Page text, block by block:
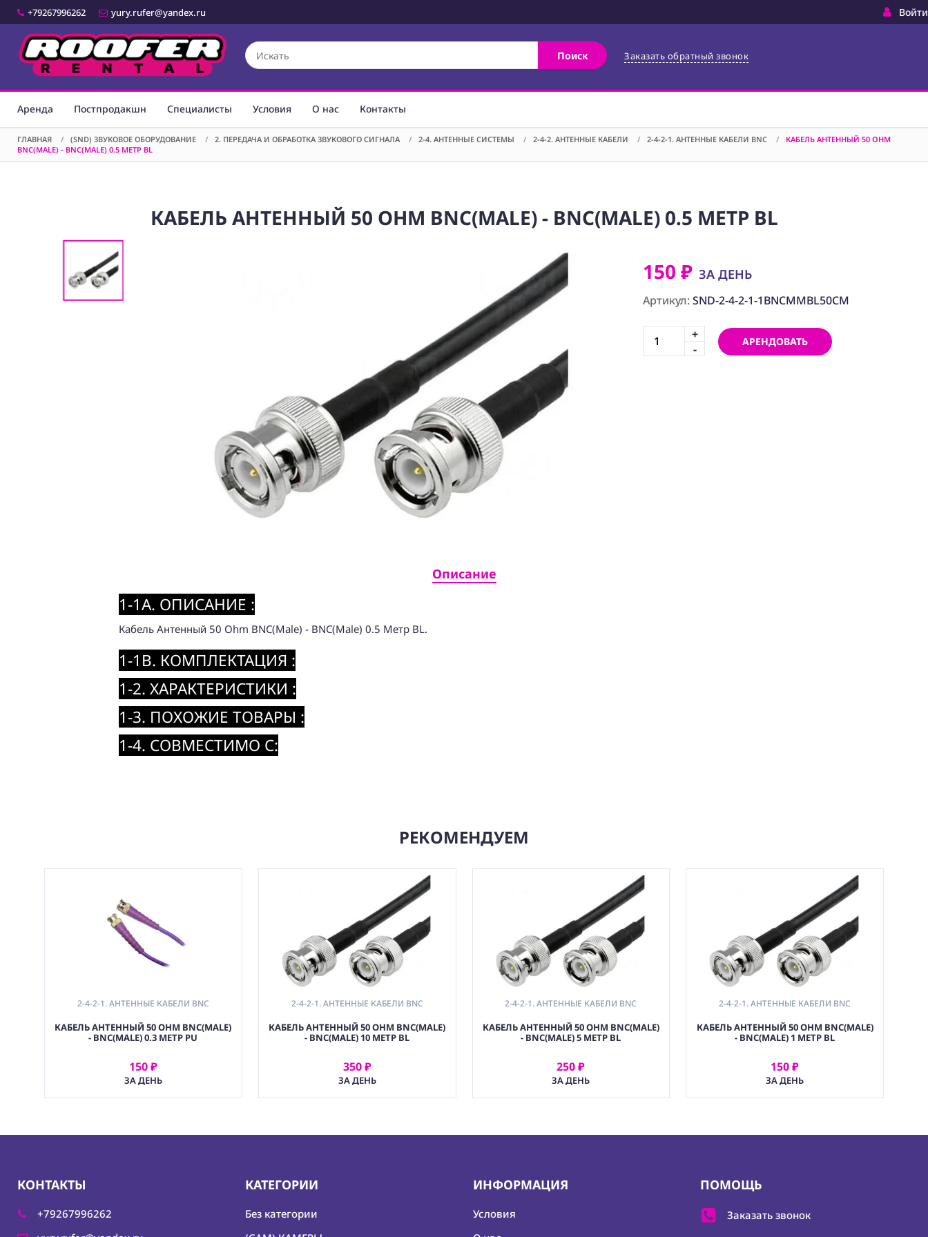
Войти
+79267996262 yury.rufer@yandex.ru
Поиск Заказать обратный звонок
Аренда Постпродакшн Специалисты Условия О нас Контакты
ГЛАВНАЯ / (SND) ЗВУКОВОЕ ОБОРУДОВАНИЕ / 2. ПЕРЕДАЧА И ОБРАБОТКА ЗВУКОВОГО СИГНАЛА / 2-4. АНТЕННЫЕ СИСТЕМЫ / 2-4-2. АНТЕННЫЕ КАБЕЛИ / 2-4-2-1. АНТЕННЫЕ КАБЕЛИ BNC /
КАБЕЛЬ АНТЕННЫЙ 50 OHM
BNC(MALE) - BNC(MALE) 0.5 МЕТР BL
КАБЕЛЬ АНТЕННЫЙ 50 OHM BNC(MALE) - BNC(MALE) 0.5 МЕТР BL
150 ₽ ЗА ДЕНЬ
Артикул:SND-2-4-2-1-1BNCMMBL50CM
+
-
АРЕНДОВАТЬ
Описание
1-1A. ОПИСАНИЕ :
Кабель Антенный 50 Ohm BNC(Male) - BNC(Male) 0.5 Метр BL.
1-1B. КОМПЛЕКТАЦИЯ :
1-2. ХАРАКТЕРИСТИКИ :
1-3. ПОХОЖИЕ ТОВАРЫ :
1-4. СОВМЕСТИМО С:
РЕКОМЕНДУЕМ
2-4-2-1. АНТЕННЫЕ КАБЕЛИ BNC
КАБЕЛЬ АНТЕННЫЙ 50 OHM BNC(MALE)
- BNC(MALE) 0.3 МЕТР PU
150 ₽
ЗА ДЕНЬ
АРЕНДОВАТЬ
2-4-2-1. АНТЕННЫЕ КАБЕЛИ BNC
КАБЕЛЬ АНТЕННЫЙ 50 OHM BNC(MALE)
- BNC(MALE) 10 МЕТР BL
350 ₽
ЗА ДЕНЬ
АРЕНДОВАТЬ
2-4-2-1. АНТЕННЫЕ КАБЕЛИ BNC
КАБЕЛЬ АНТЕННЫЙ 50 OHM BNC(MALE)
- BNC(MALE) 5 МЕТР BL
250 ₽
ЗА ДЕНЬ
АРЕНДОВАТЬ
2-4-2-1. АНТЕННЫЕ КАБЕЛИ BNC
КАБЕЛЬ АНТЕННЫЙ 50 OHM BNC(MALE)
- BNC(MALE) 1 МЕТР BL
150 ₽
ЗА ДЕНЬ
АРЕНДОВАТЬ
КОНТАКТЫ
+79267996262
КАТЕГОРИИ
Без категории
ИНФОРМАЦИЯ
Условия
ПОМОЩЬ
Заказать звонок